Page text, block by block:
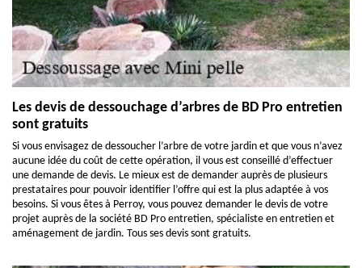
Les devis de dessouchage d’arbres de BD Pro entretien
sont gratuits
Si vous envisagez de dessoucher l’arbre de votre jardin et que vous n’avez
aucune idée du coût de cette opération, il vous est conseillé d’effectuer
une demande de devis. Le mieux est de demander auprès de plusieurs
prestataires pour pouvoir identifier l’offre qui est la plus adaptée à vos
besoins. Si vous êtes à Perroy, vous pouvez demander le devis de votre
projet auprès de la société BD Pro entretien, spécialiste en entretien et
aménagement de jardin. Tous ses devis sont gratuits.